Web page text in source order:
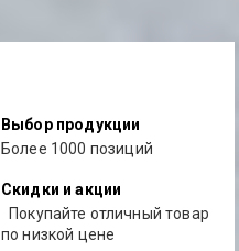
Выбор продукции
Более 1000 позиций
Скидки и акции
Покупайте отличный товар
по низкой цене